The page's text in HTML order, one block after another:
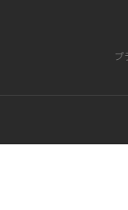
プ
このコンテンツは掲